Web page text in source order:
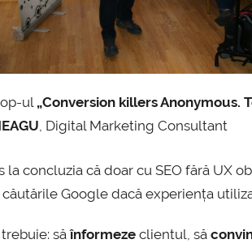
ul„Conversion killers
, Digital Marketing Consultant
la concluzia că doar cu SEO fără UX
Google dacă experiența
săînformeze clientul, să